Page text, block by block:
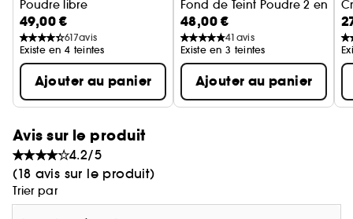
Poudre libre
49,00 €
617avis
Existe en 4 teintes
Ajouter au panier
Fond de Teint Poudre 2 en 1
48,00 €
41 avis
Existe en 3 teintes
Ajouter au panier
Avis sur le produit
4.2/5
(18 avis sur le produit)
Trier par